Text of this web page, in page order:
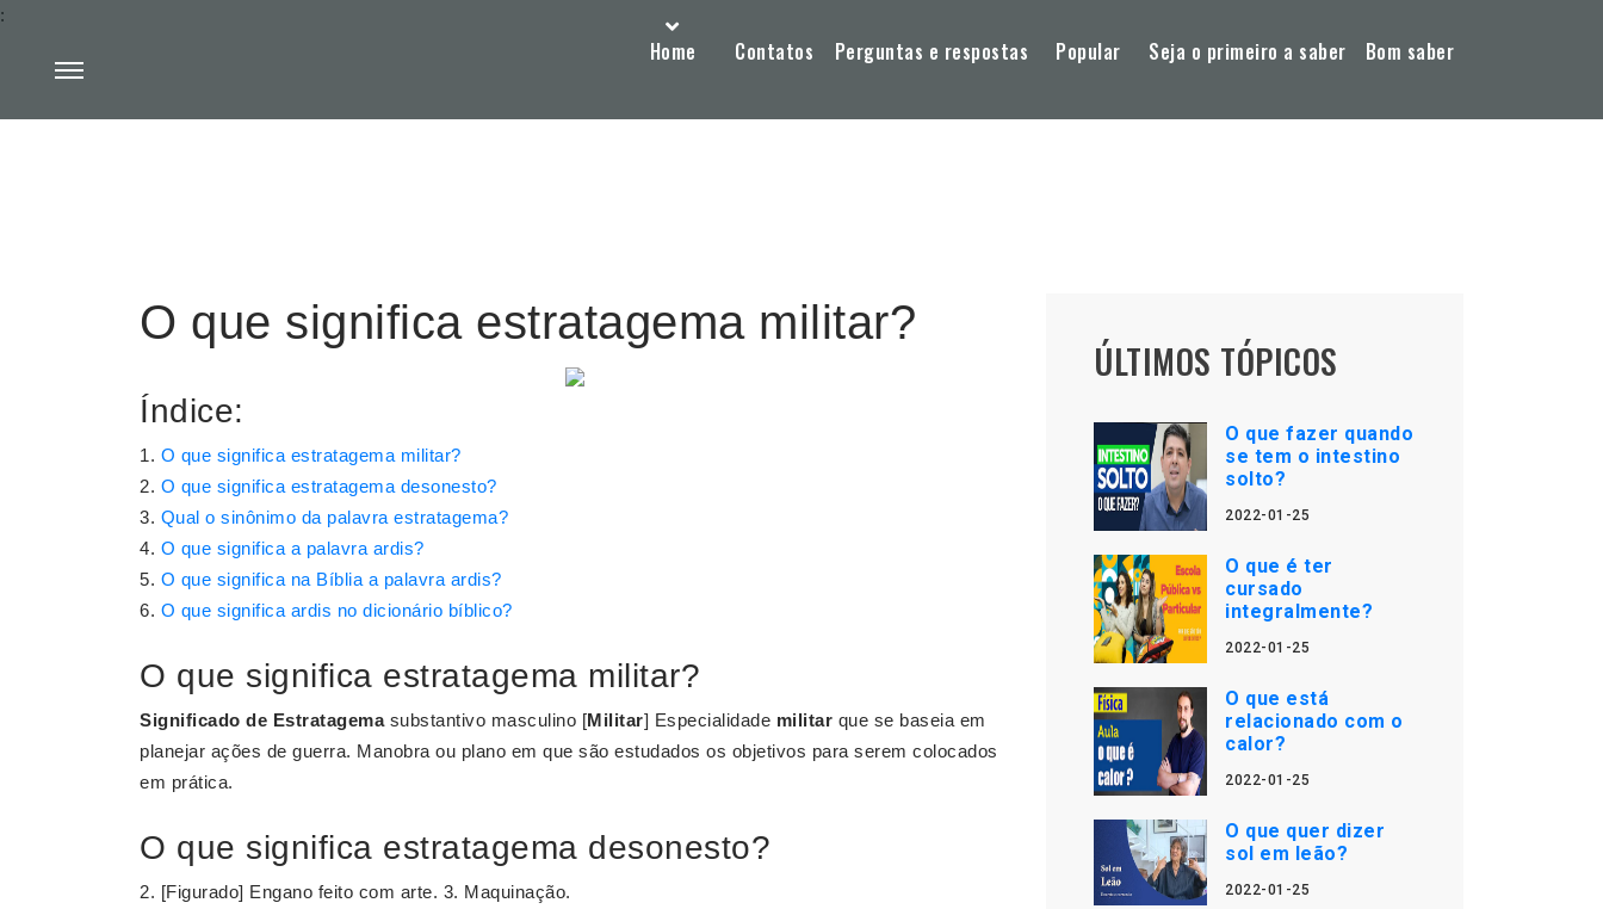
Home Contatos Perguntas e respostas Popular Seja o primeiro a saber Bom saber
:
O que significa estratagema militar?
Índice:
O que significa estratagema militar?
O que significa estratagema desonesto?
Qual o sinônimo da palavra estratagema?
O que significa a palavra ardis?
O que significa na Bíblia a palavra ardis?
O que significa ardis no dicionário bíblico?
O que significa estratagema militar?
Significado de Estratagemasubstantivo masculino [Militar] Especialidade militar que se baseia em
planejar ações de guerra. Manobra ou plano em que são estudados os objetivos para serem colocados
em prática.
O que significa estratagema desonesto?
2. [Figurado] Engano feito com arte. 3. Maquinação.
ÚLTIMOS TÓPICOS
O que fazer quando
se tem o intestino
solto?
2022-01-25
O que é ter
cursado
integralmente?
2022-01-25
O que está
relacionado com o
calor?
2022-01-25
O que quer dizer
sol em leão?
2022-01-25